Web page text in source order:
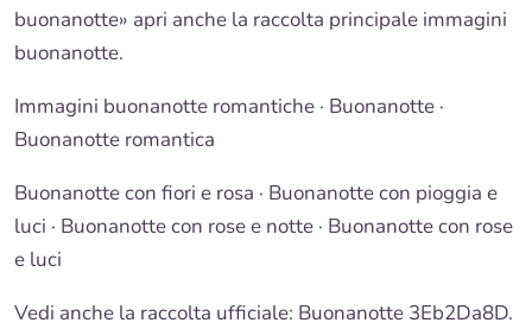
buonanotte» apri anche la raccolta principale immagini
buonanotte.
Immagini buonanotte romantiche · Buonanotte ·
Buonanotte romantica
Buonanotte con fiori e rosa · Buonanotte con pioggia e
luci · Buonanotte con rose e notte · Buonanotte con rose
e luci
Vedi anche la raccolta ufficiale: Buonanotte 3Eb2Da8D.